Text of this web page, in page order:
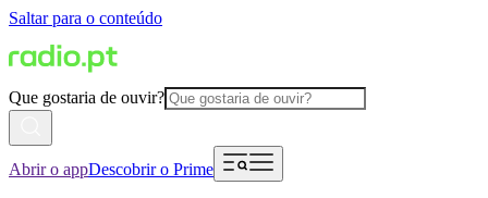
Saltar para o conteúdo
Que gostaria de ouvir?
Abrir o appDescobrir o Prime